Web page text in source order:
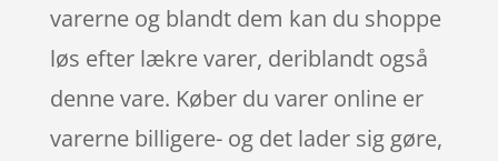
varerne og blandt dem kan du shoppe
løs efter lækre varer, deriblandt også
denne vare. Køber du varer online er
varerne billigere- og det lader sig gøre,